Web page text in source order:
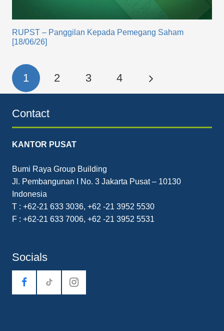
RUPST – Panggilan Kepada Pemegang Saham
[18/06/26]
1 2 3 4
Contact
KANTOR PUSAT
Bumi Raya Group Building
Jl. Pembangunan I No. 3 Jakarta Pusat – 10130
Indonesia
T : +62-21 633 3036, +62 -21 3952 5530
F : +62-21 633 7006, +62 -21 3952 5531
Socials
tiktok